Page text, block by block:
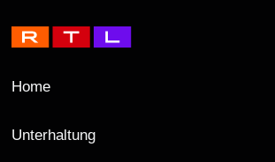
Home
Unterhaltung